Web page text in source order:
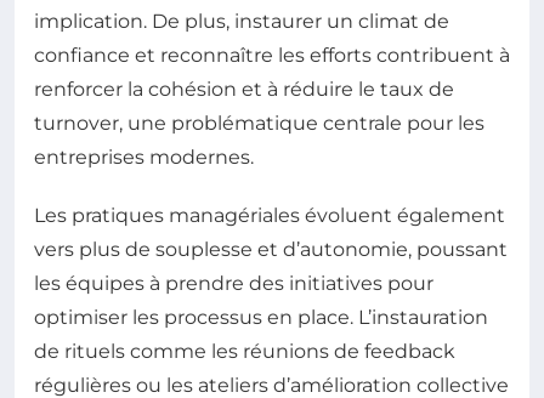
implication. De plus, instaurer un climat de
confiance et reconnaître les efforts contribuent à
renforcer la cohésion et à réduire le taux de
turnover, une problématique centrale pour les
entreprises modernes.
Les pratiques managériales évoluent également
vers plus de souplesse et d’autonomie, poussant
les équipes à prendre des initiatives pour
optimiser les processus en place. L’instauration
de rituels comme les réunions de feedback
régulières ou les ateliers d’amélioration collective